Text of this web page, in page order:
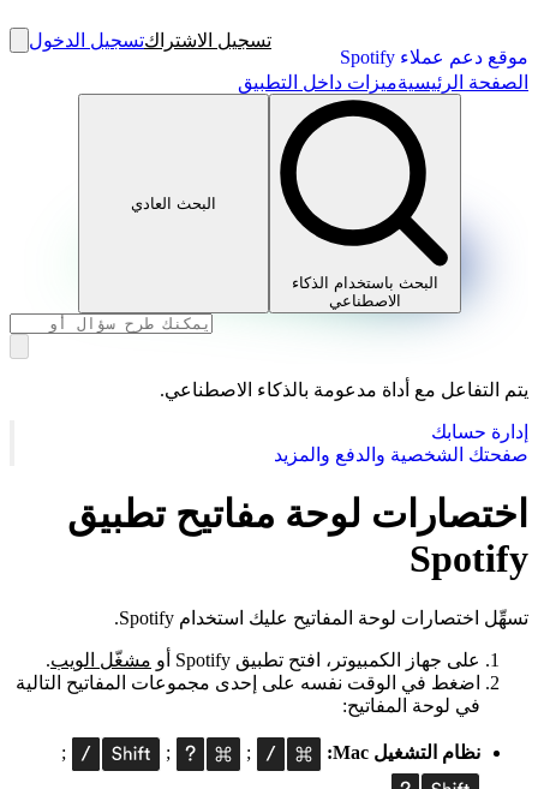
موقع دعم عملاء Spotify
تسجيل الاشتراكتسجيل الدخول
الصفحة الرئيسيةميزات داخل التطبيق
البحث باستخدام الذكاء
الاصطناعي
البحث العادي
يتم التفاعل مع أداة مدعومة بالذكاء الاصطناعي.
إدارة حسابك
صفحتك الشخصية والدفع والمزيد
اختصارات لوحة مفاتيح تطبيق
Spotify
تسهِّل اختصارات لوحة المفاتيح عليك استخدام Spotify.
على جهاز الكمبيوتر، افتح تطبيق Spotify أو مشغّل الويب.
اضغط في الوقت نفسه على إحدى مجموعات المفاتيح التالية
في لوحة المفاتيح:
نظام التشغيل Mac: ;
;
;